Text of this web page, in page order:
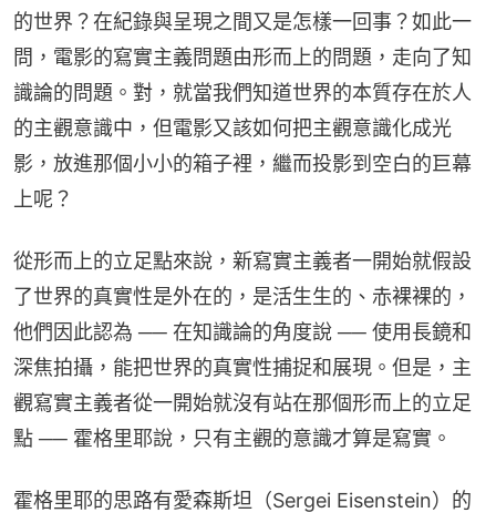
的世界？在紀錄與呈現之間又是怎樣一回事？如此一
問，電影的寫實主義問題由形而上的問題，走向了知
識論的問題。對，就當我們知道世界的本質存在於人
的主觀意識中，但電影又該如何把主觀意識化成光
影，放進那個小小的箱子裡，繼而投影到空白的巨幕
上呢？
從形而上的立足點來說，新寫實主義者一開始就假設
了世界的真實性是外在的，是活生生的、赤裸裸的，
他們因此認為 ── 在知識論的角度說 ── 使用長鏡和
深焦拍攝，能把世界的真實性捕捉和展現。但是，主
觀寫實主義者從一開始就沒有站在那個形而上的立足
點 ── 霍格里耶說，只有主觀的意識才算是寫實。
霍格里耶的思路有愛森斯坦（Sergei Eisenstein）的